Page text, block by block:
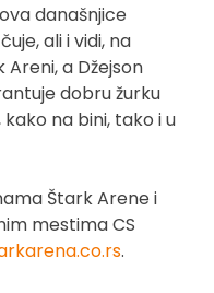
današnjice
ali i vidi, na
a Džejson
dobru žurku
na bini, tako i u
Štark Arene i
mestima CS
.